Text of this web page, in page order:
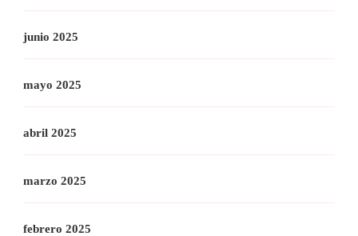
junio 2025
mayo 2025
abril 2025
marzo 2025
febrero 2025